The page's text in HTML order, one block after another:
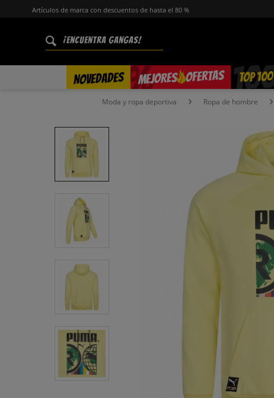
Artículos de marca con descuentos de hasta el 80 %
NOVEDADES MEJORES OFERTAS
% TOP 100
Moda y ropa deportiva Ropa de hombre